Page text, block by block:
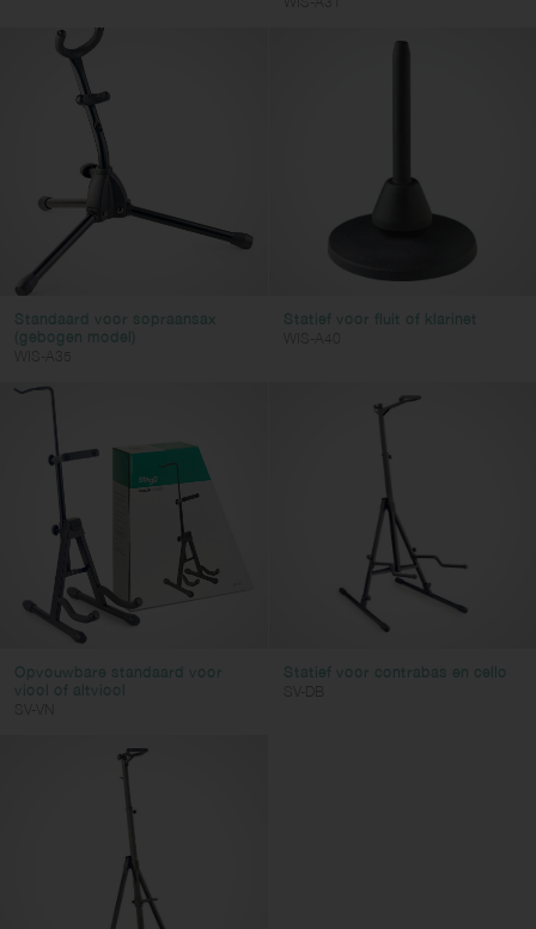
Wis filters
Standaard voor sopraansax
(gebogen model)
Statief voor fluit of klarinet
Opvouwbare standaard voor
viool of altviool
Statief voor contrabas en cello